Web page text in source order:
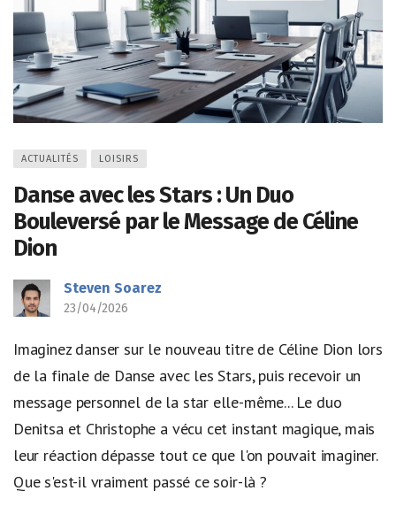
ACTUALITÉS LOISIRS
Danse avec les Stars : Un Duo
Bouleversé par le Message de Céline
Dion
Steven Soarez
23/04/2026
Imaginez danser sur le nouveau titre de Céline Dion lors
de la finale de Danse avec les Stars, puis recevoir un
message personnel de la star elle-même... Le duo
Denitsa et Christophe a vécu cet instant magique, mais
leur réaction dépasse tout ce que l'on pouvait imaginer.
Que s'est-il vraiment passé ce soir-là ?